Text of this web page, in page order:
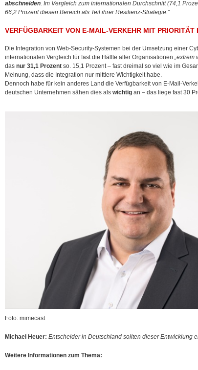
abschneiden. Im Vergleich zum internationalen Durchschnitt (74,1
66,2 Prozent diesen Bereich als Teil ihrer Resilienz-Strategie.“
VERFÜGBARKEIT VON E-MAIL-VERKEHR MIT PRIORITÄT
Die Integration von Web-Security-Systemen bei der Umsetzung einer
internationalen Vergleich für fast die Hälfte aller Organisationen „extrem
das nur 31,1 Prozent so. 15,1 Prozent – fast dreimal so viel wie im
Meinung, dass die Integration nur mittlere Wichtigkeit habe.
Dennoch habe für kein anderes Land die Verfügbarkeit von E-Mail-
deutschen Unternehmen sähen dies als wichtig an – das liege fast 30
Foto: mimecast
Michael Heuer: Entscheider in Deutschland sollten dieser Entwicklung
Weitere Informationen zum Thema: